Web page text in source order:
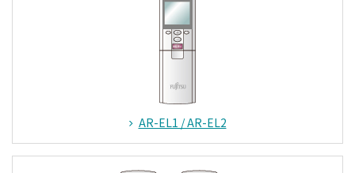
AR-EL1 / AR-EL2